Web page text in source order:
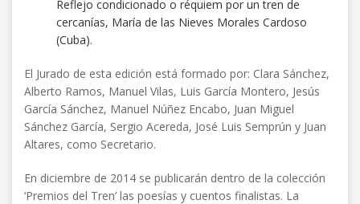
Reflejo condicionado o réquiem por un tren de
cercanías, María de las Nieves Morales Cardoso
(Cuba).
El Jurado de esta edición está formado por: Clara Sánchez,
Alberto Ramos, Manuel Vilas, Luis García Montero, Jesús
García Sánchez, Manuel Núñez Encabo, Juan Miguel
Sánchez García, Sergio Acereda, José Luis Semprún y Juan
Altares, como Secretario.
En diciembre de 2014 se publicarán dentro de la colección
‘Premios del Tren’ las poesías y cuentos finalistas. La